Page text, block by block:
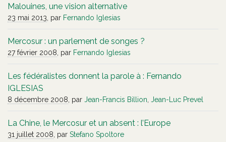
Malouines, une vision alternative
23 mai 2013 , par Fernando Iglesias
Mercosur : un parlement de songes ?
27 février 2008 , par Fernando Iglesias
Les fédéralistes donnent la parole à : Fernando
IGLESIAS
8 décembre 2008 , par Jean-Francis Billion Jean-Luc Prevel
La Chine, le Mercosur et un absent : l’Europe
31 juillet 2008 , par Stefano Spoltore